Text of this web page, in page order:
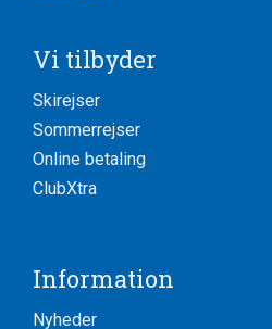
Vi tilbyder
Skirejser
Sommerrejser
Online betaling
ClubXtra
Information
Nyheder